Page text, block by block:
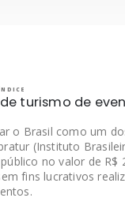
turismo de
o Brasil como um
(Instituto
no valor de R$
fins lucrativos